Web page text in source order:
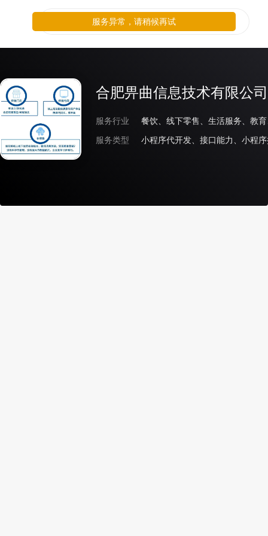
合肥畀曲信息技术有限公司
服务行业
服务类型
小程序代开发、接口能力、小程
服务异常，请稍候再试